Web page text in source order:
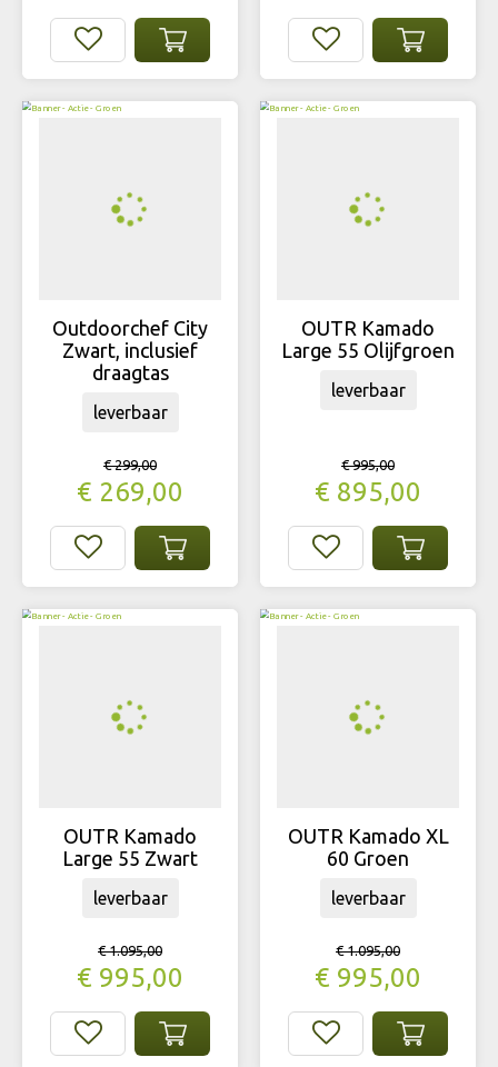
Outdoorchef City
Zwart, inclusief
draagtas
€ 299,00
€ 269,00
leverbaar
OUTR Kamado
Large 55 Olijfgroen
€ 995,00
€ 895,00
leverbaar
OUTR Kamado
Large 55 Zwart
€ 1.095,00
€ 995,00
leverbaar
OUTR Kamado XL
60 Groen
€ 1.095,00
€ 995,00
leverbaar